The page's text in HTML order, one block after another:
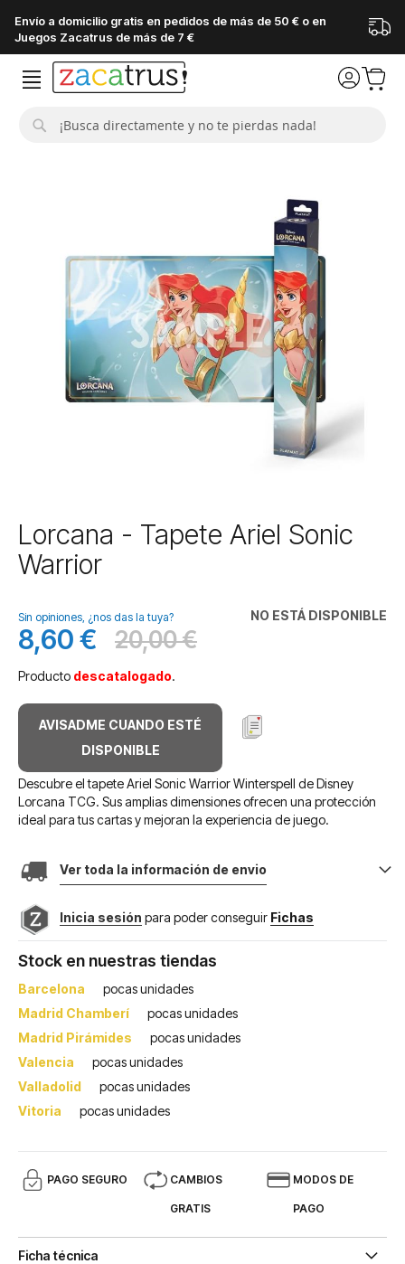
Envío a domicilio gratis en pedidos de más de 50 € o en
Juegos Zacatrus de más de 7 €
Saltar
al
comienzo
galería
de
imágenes
Lorcana - Tapete Ariel Sonic
Warrior
NO ESTÁ DISPONIBLE
Sin opiniones, ¿nos das la tuya?
Precio
especial
8,60 € Antes
20,00 €
Producto descatalogado.
AVISADME CUANDO ESTÉ
DISPONIBLE
Descubre el tapete Ariel Sonic Warrior Winterspell de Disney
Lorcana TCG. Sus amplias dimensiones ofrecen una protección
ideal para tus cartas y mejoran la experiencia de juego.
Ver toda la información de envio
Inicia sesión para poder conseguir Fichas
Stock en nuestras tiendas
Barcelona
pocas unidades
Madrid Chamberí
pocas unidades
Madrid Pirámides
pocas unidades
Valencia
pocas unidades
Valladolid
pocas unidades
Vitoria
pocas unidades
PAGO SEGURO CAMBIOS
GRATIS
MODOS DE
PAGO
Ficha técnica